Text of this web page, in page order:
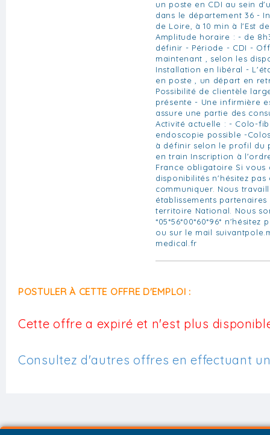
un poste en CDI au sein
dans le département 36 -
de Loire, à 10 min à l'Est
Amplitude horaire : - de
définir - Période - CDI -
maintenant , selon les
Installation en libéral -
en poste , un départ en
Possibilité de clientèle
présente - Une infirmière
assure une partie des
Activité actuelle : - Colo-
endoscopie possible -
à définir selon le profil du
en train Inscription à
France obligatoire Si vous
disponibilités n'hésitez pas
communiquer. Nous
établissements
territoire National. Nous
*05*56*00*60*96* n'hésitez
ou sur le mail
medical.fr
POSTULER À CETTE OFFRE D'EMPLOI :
Cette offre a expiré et n'est plus
Consultez d'autres offres en effectuant